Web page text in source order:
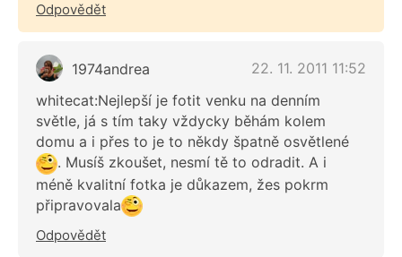
Odpovědět
1974andrea
22. 11. 2011 11:52
whitecat:Nejlepší je fotit venku na denním
světle, já s tím taky vždycky běhám kolem
domu a i přes to je to někdy špatně osvětlené
. Musíš zkoušet, nesmí tě to odradit. A i
méně kvalitní fotka je důkazem, žes pokrm
připravovala
Odpovědět